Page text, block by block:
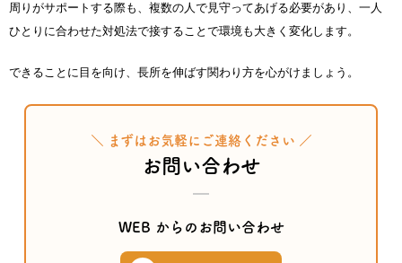
周りがサポートする際も、複数の人で見守ってあげる必要があり、一人
ひとりに合わせた対処法で接することで環境も大きく変化します。
できることに目を向け、長所を伸ばす関わり方を心がけましょう。
＼ まずはお気軽にご連絡ください ／
お問い合わせ
WEB からのお問い合わせ